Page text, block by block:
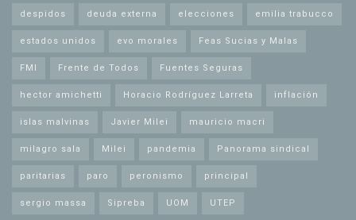
despidos deuda externa elecciones emilia trabucco
estados unidos evo morales Feas Sucias y Malas
FMI Frente de Todos Fuentes Seguras
hector amichetti Horacio Rodríguez Larreta inflación
islas malvinas Javier Milei mauricio macri
milagro sala Milei pandemia Panorama sindical
paritarias paro peronismo principal
sergio massa Sipreba UOM UTEP